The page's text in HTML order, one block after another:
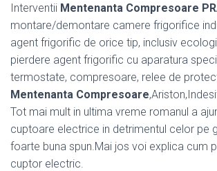
Interventii Mentenanta Compresoare
montare/demontare camere frigorifice
agent frigorific de orice tip, inclusiv
pierdere agent frigorific cu aparatura
termostate, compresoare, relee de
Mentenanta Compresoare
Tot mai mult in ultima vreme romanul a
cuptoare electrice in detrimentul celor pe
foarte buna spun.Mai jos voi explica cum
cuptor electric.